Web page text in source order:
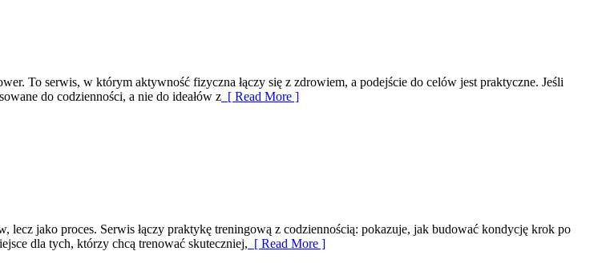
To serwis, w którym aktywność fizyczna łączy się z zdrowiem, a podejście do celów jest praktyczne. Jeśli
do codzienności, a nie do ideałów z [ Read More ]
jako proces. Serwis łączy praktykę treningową z codziennością: pokazuje, jak budować kondycję krok po
dla tych, którzy chcą trenować skuteczniej, [ Read More ]